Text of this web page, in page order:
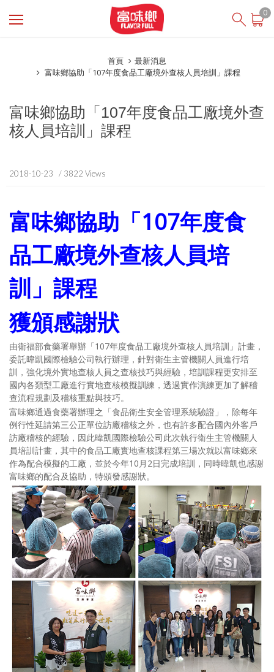
0
登入
投資人專區
食在安心
English
首頁
最新消息
富味鄉協助「107年度食品工廠境外查核人員培訓」課程
富味鄉協助「107年度食品工廠境外查
核人員培訓」課程
2018-10-23 / 3822 Views
富味鄉協助「107年度食
品工廠境外查核人員培
訓」課程
獲頒感謝狀
由衛福部食藥署舉辦「107年度食品工廠境外查核人員培訓」計畫，
委託暐凱國際檢驗公司執行辦理，針對衛生主管機關人員進行培
訓，強化境外實地查核人員之查核技巧與經驗，培訓課程更安排至
國內各類型工廠進行實地查核模擬訓練，透過實作演練更加了解稽
查流程規劃及稽核重點與技巧。
富味鄉通過食藥署辦理之「食品衛生安全管理系統驗證」，除每年
例行性延請第三公正單位訪廠稽核之外，也有許多配合國內外客戶
訪廠稽核的經驗，因此暐凱國際檢驗公司此次執行衛生主管機關人
員培訓計畫，其中的食品工廠實地查核課程第三場次就以富味鄉來
作為配合模擬的工廠，並於今年10 月 2日完成培訓，同時暐凱也感謝
富味鄉的配合及協助，特頒發感謝狀。